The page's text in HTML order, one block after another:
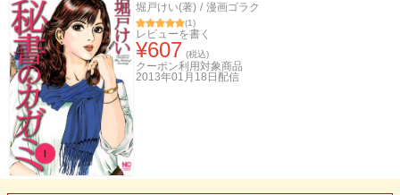
堀戸けい(著) / 漫画ゴラク
(1)
レビューを書く
¥607 (税込)
クーポン利用対象商品
2013年01月18日 配信